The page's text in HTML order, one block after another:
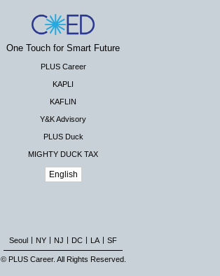
One Touch for Smart Future
PLUS Career
KAPLI
KAFLIN
Y&K Advisory
PLUS Duck
MIGHTY DUCK TAX
English
Seoul NY NJ DC LA SF
© PLUS Career. All Rights Reserved.